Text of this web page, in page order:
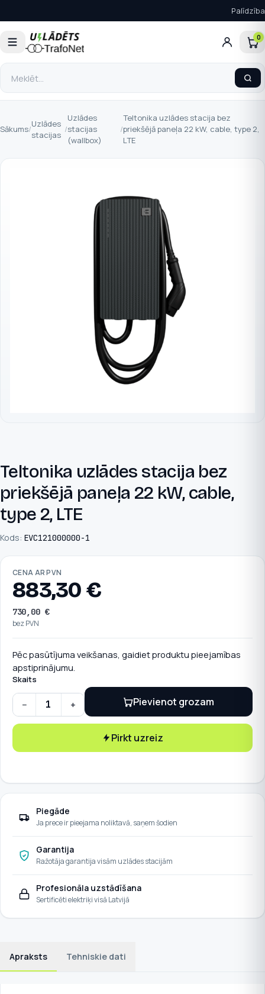
Palīdzība
0
Sākums/
Uzlādes
stacijas
/
Uzlādes
stacijas
(wallbox)
/
Teltonika uzlādes stacija bez
priekšējā paneļa 22 kW, cable, type 2,
LTE
Teltonika uzlādes stacija bez
priekšējā paneļa 22 kW, cable,
type 2, LTE
Kods: EVC121000000-1
CENA AR PVN
883,30 €
730,00 €
bez PVN
Pēc pasūtījuma veikšanas, gaidiet produktu pieejamības
apstiprinājumu.
Skaits
Teltonika uzlādes stacija bez priekšējā paneļa 22 kW,
− + Pievienot grozam
Pirkt uzreiz
Piegāde
Ja prece ir pieejama noliktavā, saņem šodien
Garantija
Ražotāja garantija visām uzlādes stacijām
Profesionāla uzstādīšana
Sertificēti elektriķi visā Latvijā
Apraksts Tehniskie dati